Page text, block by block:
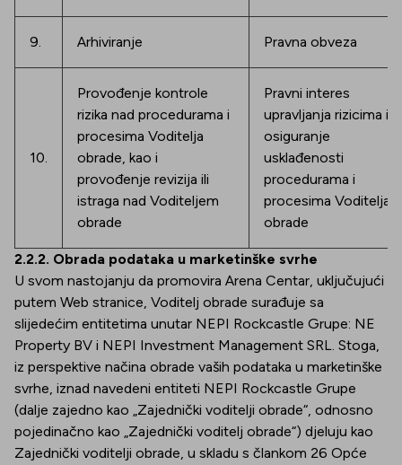
9. Arhiviranje Pravna obveza
10.
Provođenje kontrole
rizika nad procedurama i
procesima Voditelja
obrade, kao i
provođenje revizija ili
istraga nad Voditeljem
obrade
Pravni interes
upravljanja rizicima i
osiguranje
usklađenosti
procedurama i
procesima Voditelja
obrade
2.2.2. Obrada podataka u marketinške svrhe
U svom nastojanju da promovira Arena Centar, uključujući
putem Web stranice, Voditelj obrade surađuje sa
slijedećim entitetima unutar NEPI Rockcastle Grupe: NE
Property BV i NEPI Investment Management SRL. Stoga,
iz perspektive načina obrade vaših podataka u marketinške
svrhe, iznad navedeni entiteti NEPI Rockcastle Grupe
(dalje zajedno kao „Zajednički voditelji obrade“, odnosno
pojedinačno kao „Zajednički voditelj obrade“) djeluju kao
Zajednički voditelji obrade, u skladu s člankom 26 Opće